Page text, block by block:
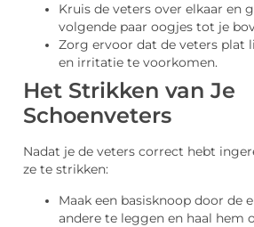
Kruis de veters over elkaar en
volgende paar oogjes tot je
Zorg ervoor dat de veters plat
en irritatie te voorkomen.
Het Strikken van Je
Schoenveters
Nadat je de veters correct hebt
ze te strikken:
Maak een basisknoop door de
andere te leggen en haal hem